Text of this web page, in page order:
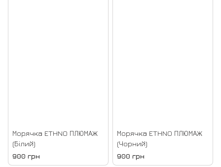
Морячка ETHNO ПЛЮМАЖ
(Білий)
900 грн
Морячка ETHNO ПЛЮМАЖ
(Чорний)
900 грн